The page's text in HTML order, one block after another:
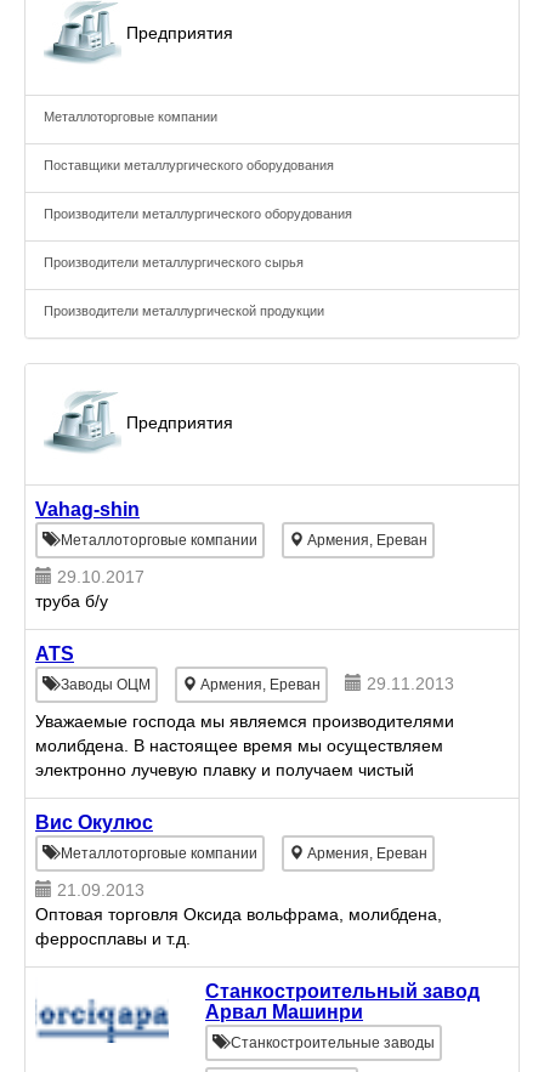
Предприятия
Металлоторговые компании
Поставщики металлургического оборудования
Производители металлургического оборудования
Производители металлургического сырья
Производители металлургической продукции
Предприятия
Vahag-shin
Металлоторговые компании Армения, Ереван
29.10.2017
труба б/у
ATS
Заводы ОЦМ Армения, Ереван
29.11.2013
Уважаемые господа мы являемся производителями
молибдена. В настоящее время мы осуществляем
электронно лучевую плавку и получаем чистый
молибден. Мы заинтересованы найти потребителей
данной продукции...
Вис Окулюс
Металлоторговые компании Армения, Ереван
21.09.2013
Оптовая торговля Оксида вольфрама, молибдена,
ферросплавы и т.д.
Станкостроительный завод
Арвал Машинри
Станкостроительные заводы